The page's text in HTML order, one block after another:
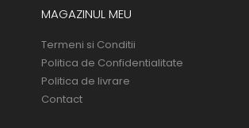
MAGAZINUL MEU
Termeni si Conditii
Politica de Confidentialitate
Politica de livrare
Contact